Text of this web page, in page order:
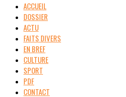
ACCUEIL
DOSSIER
ACTU
FAITS DIVERS
EN BREF
CULTURE
SPORT
PDF
CONTACT